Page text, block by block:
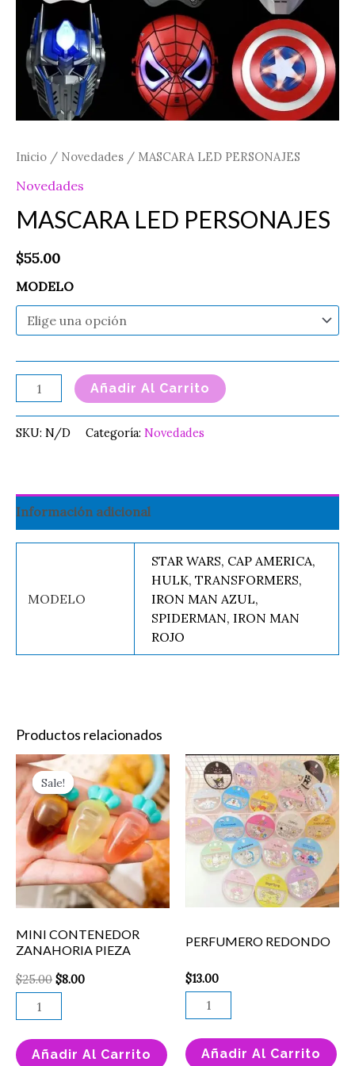
Inicio / Novedades / MASCARA LED PERSONAJES
Novedades
MASCARA LED PERSONAJES
$55.00
MODELO
Añadir Al Carrito
SKU: N/D Categoría: Novedades
Información adicional
MODELO
STAR WARS, CAP AMERICA,
HULK, TRANSFORMERS,
IRON MAN AZUL,
SPIDERMAN, IRON MAN
ROJO
Productos relacionados
Sale!
Sale!
MINI CONTENEDOR
ZANAHORIA PIEZA
$25.00
Original
price
was:
$25.00.
$8.00
Current
price
is:
$8.00.
MINI
CONTENEDOR
ZANAHORIA
PIEZA
cantidad
Añadir Al Carrito
PERFUMERO REDONDO
$13.00
PERFUMERO
REDONDO
cantidad
Añadir Al Carrito